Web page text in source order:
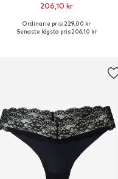
206,10 kr
Tillgängliga storlekar: S-M, M-L, L-XL
Ordinarie pris: 229,00 kr
Senaste lägsta pris:206,10 kr